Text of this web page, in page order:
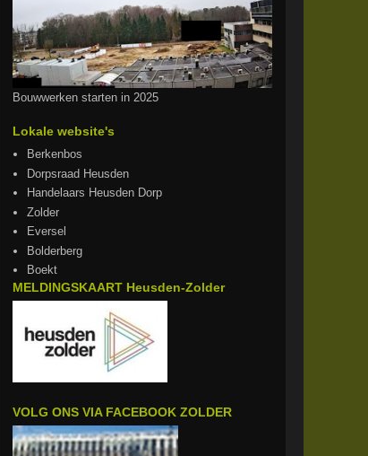
Bouwwerken starten in 2025
Lokale website's
Berkenbos
Dorpsraad Heusden
Handelaars Heusden Dorp
Zolder
Eversel
Bolderberg
Boekt
MELDINGSKAART Heusden-Zolder
VOLG ONS VIA FACEBOOK ZOLDER